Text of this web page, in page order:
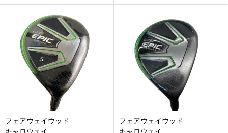
フェアウェイウッド
フェアウェイウッド